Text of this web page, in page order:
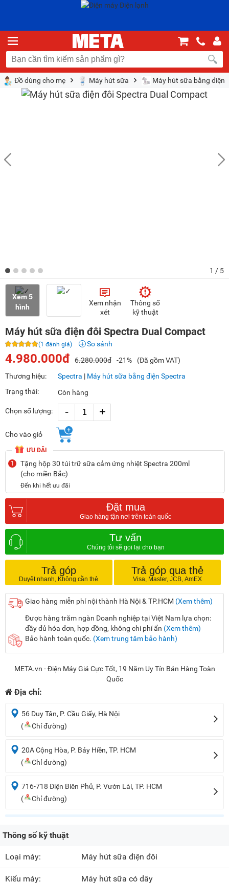
Đồ dùng cho mẹ Máy hút sữa Máy hút sữa bằng điện
1 / 5
Xem 5
hình
Xem nhận
xét
Thông số
kỹ thuật
Máy hút sữa điện đôi Spectra Dual Compact
(1 đánh giá) So sánh
4.980.000đ 6.280.000đ -21%
(Đã gồm VAT)
Thương hiệu:
Spectra | Máy hút sữa bằng điện Spectra
Trạng thái:
Còn hàng
Chọn số lượng: - +
Cho vào giỏ
ƯU ĐÃI
1
Tặng hộp 30 túi trữ sữa cảm ứng nhiệt Spectra 200ml
(cho miền Bắc)
Đến khi hết ưu đãi
Đặt mua
Tư vấn
Trả góp Trả góp qua thẻ
Giao hàng miễn phí nội thành Hà Nội & TP.HCM (Xem thêm)
Được hàng trăm ngàn Doanh nghiệp tại Việt Nam lựa chọn:
đầy đủ hóa đơn, hợp đồng, không chi phí ẩn (Xem thêm)
Bảo hành toàn quốc. (Xem trung tâm bảo hành)
META.vn - Điện Máy Giá Cực Tốt, 19 Năm Uy Tín Bán Hàng Toàn
Quốc
Địa chỉ:
56 Duy Tân, P. Cầu Giấy, Hà Nội
(
Chỉ đường)
20A Cộng Hòa, P. Bảy Hiền, TP. HCM
(
Chỉ đường)
716-718 Điện Biên Phủ, P. Vườn Lài, TP. HCM
(
Chỉ đường)
Thông số kỹ thuật
Loại máy: Máy hút sữa điện đôi
Kiểu máy: Máy hút sữa có dây